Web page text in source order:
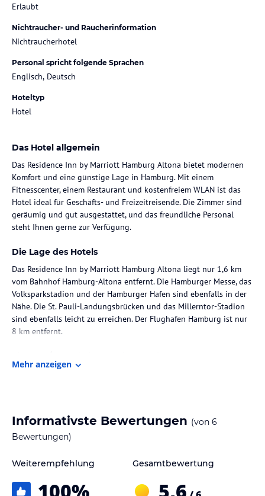
Erlaubt
Nichtraucher- und Raucherinformation
Nichtraucherhotel
Personal spricht folgende Sprachen
Englisch, Deutsch
Hoteltyp
Hotel
Das Hotel allgemein
Das Residence Inn by Marriott Hamburg Altona bietet modernen
Komfort und eine günstige Lage in Hamburg. Mit einem
Fitnesscenter, einem Restaurant und kostenfreiem WLAN ist das
Hotel ideal für Geschäfts- und Freizeitreisende. Die Zimmer sind
geräumig und gut ausgestattet, und das freundliche Personal
steht Ihnen gerne zur Verfügung.
Die Lage des Hotels
Das Residence Inn by Marriott Hamburg Altona liegt nur 1,6 km
vom Bahnhof Hamburg-Altona entfernt. Die Hamburger Messe, das
Volksparkstadion und der Hamburger Hafen sind ebenfalls in der
Nähe. Die St. Pauli-Landungsbrücken und das Millerntor-Stadion
sind ebenfalls leicht zu erreichen. Der Flughafen Hamburg ist nur
8 km entfernt.
WLAN ist in allen Zimmern verfügbar.
Im Residence Inn by Marriott Hamburg Altona können Sie im
Frühstück wird ebenfalls angeboten.
Mehr anzeigen
Informativste Bewertungen (von 6
Bewertungen)
Weiterempfehlung Gesamtbewertung